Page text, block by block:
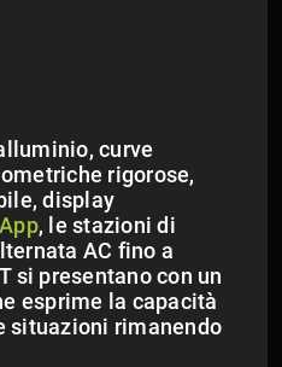
curve
rigorose,
display
App, le stazioni di
AC fino a
si presentano con un
esprime la capacità
situazioni rimanendo